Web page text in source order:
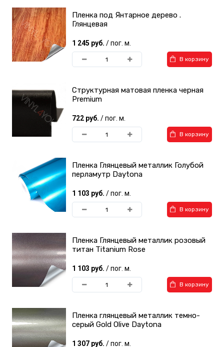
Пленка под Янтарное дерево .
Глянцевая
1 245 руб. / пог. м.
В корзину
Структурная матовая пленка черная
Premium
722 руб. / пог. м.
В корзину
Пленка Глянцевый металлик Голубой
перламутр Daytona
1 103 руб. / пог. м.
В корзину
Пленка Глянцевый металлик розовый
титан Titanium Rose
1 103 руб. / пог. м.
В корзину
Пленка глянцевый металлик темно-
серый Gold Olive Daytona
1 307 руб. / пог. м.